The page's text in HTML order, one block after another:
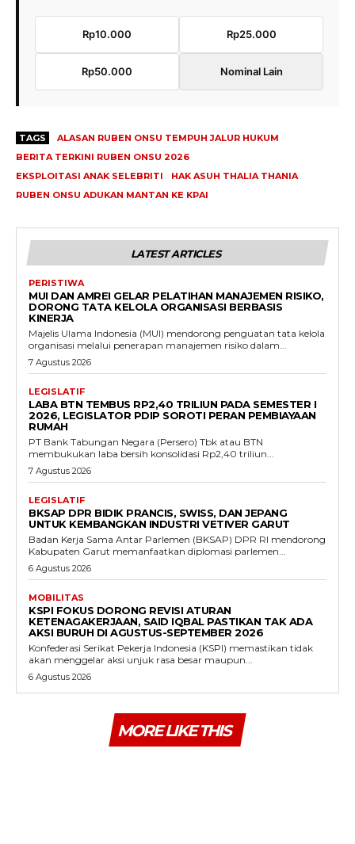
Rp10.000 Rp25.000
Rp50.000 Nominal Lain
TAGS
ALASAN RUBEN ONSU TEMPUH JALUR HUKUM
BERITA TERKINI RUBEN ONSU 2026
EKSPLOITASI ANAK SELEBRITI
HAK ASUH THALIA THANIA
RUBEN ONSU ADUKAN MANTAN KE KPAI
LATEST ARTICLES
PERISTIWA
MUI DAN AMREI GELAR PELATIHAN MANAJEMEN RISIKO,
DORONG TATA KELOLA ORGANISASI BERBASIS
KINERJA
Majelis Ulama Indonesia (MUI) mendorong penguatan tata kelola
organisasi melalui penerapan manajemen risiko dalam...
7 Agustus 2026
LEGISLATIF
LABA BTN TEMBUS RP2,40 TRILIUN PADA SEMESTER I
2026, LEGISLATOR PDIP SOROTI PERAN PEMBIAYAAN
RUMAH
PT Bank Tabungan Negara (Persero) Tbk atau BTN
membukukan laba bersih konsolidasi Rp2,40 triliun...
7 Agustus 2026
LEGISLATIF
BKSAP DPR BIDIK PRANCIS, SWISS, DAN JEPANG
UNTUK KEMBANGKAN INDUSTRI VETIVER GARUT
Badan Kerja Sama Antar Parlemen (BKSAP) DPR RI mendorong
Kabupaten Garut memanfaatkan diplomasi parlemen...
6 Agustus 2026
MOBILITAS
KSPI FOKUS DORONG REVISI ATURAN
KETENAGAKERJAAN, SAID IQBAL PASTIKAN TAK ADA
AKSI BURUH DI AGUSTUS-SEPTEMBER 2026
Konfederasi Serikat Pekerja Indonesia (KSPI) memastikan tidak
akan menggelar aksi unjuk rasa besar maupun...
6 Agustus 2026
MORE LIKE THIS